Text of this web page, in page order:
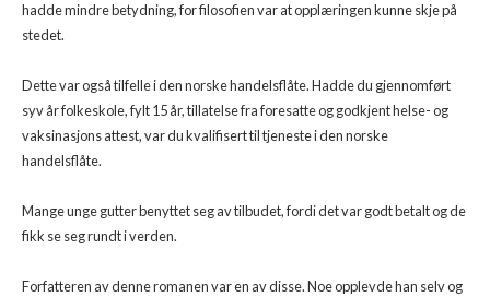
hadde mindre betydning, for filosofien var at opplæringen kunne skje på
stedet.
Dette var også tilfelle i den norske handelsflåte. Hadde du gjennomført
syv år folkeskole, fylt 15 år, tillatelse fra foresatte og godkjent helse- og
vaksinasjons attest, var du kvalifisert til tjeneste i den norske
handelsflåte.
Mange unge gutter benyttet seg av tilbudet, fordi det var godt betalt og de
fikk se seg rundt i verden.
Forfatteren av denne romanen var en av disse. Noe opplevde han selv og